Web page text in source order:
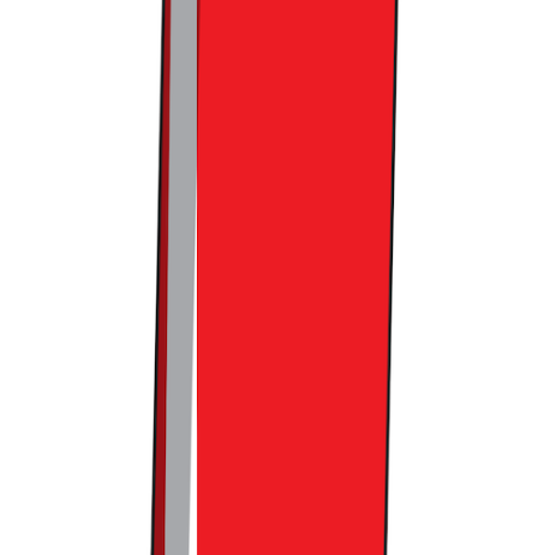
트렌드라이트는 국내 최대 규모의 커머스 버티컬
뉴스레터로, ‘사고파는 모든 것’에 대한 이야기를
다룹니다. 매주 수요일 아침, 가장 신선한 트렌드를
선별하여, 업계 전문가의 실질적인 인사이트와 함
께 메일함으로 전해 드릴게요.
구독하기 :
https://page.stibee.com/subscriptions/41037?groupIds=269377
위픽레터 구독 가입하기